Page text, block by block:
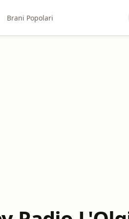
Brani Popolari